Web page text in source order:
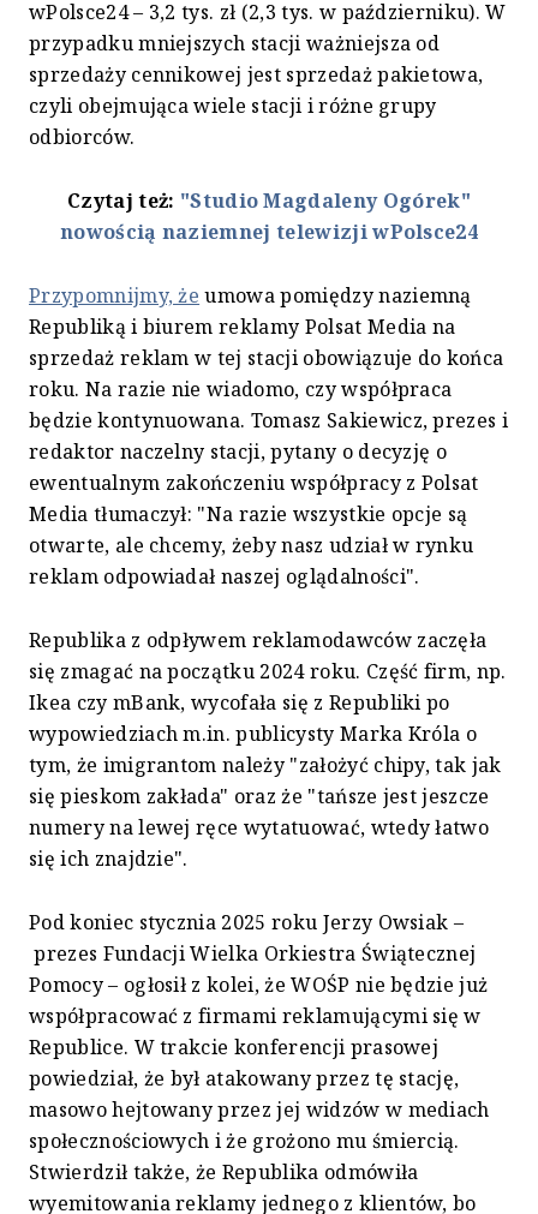
wPolsce24 – 3,2 tys. zł (2,3 tys. w październiku). W
przypadku mniejszych stacji ważniejsza od
sprzedaży cennikowej jest sprzedaż pakietowa,
czyli obejmująca wiele stacji i różne grupy
odbiorców.
Czytaj też: "Studio Magdaleny Ogórek"
nowością naziemnej telewizji wPolsce24
Przypomnijmy, że umowa pomiędzy naziemną
Republiką i biurem reklamy Polsat Media na
sprzedaż reklam w tej stacji obowiązuje do końca
roku. Na razie nie wiadomo, czy współpraca
będzie kontynuowana. Tomasz Sakiewicz, prezes i
redaktor naczelny stacji, pytany o decyzję o
ewentualnym zakończeniu współpracy z Polsat
Media tłumaczył: "Na razie wszystkie opcje są
otwarte, ale chcemy, żeby nasz udział w rynku
reklam odpowiadał naszej oglądalności".
Republika z odpływem reklamodawców zaczęła
się zmagać na początku 2024 roku. Część firm, np.
Ikea czy mBank, wycofała się z Republiki po
wypowiedziach m.in. publicysty Marka Króla o
tym, że imigrantom należy "założyć chipy, tak jak
się pieskom zakłada" oraz że "tańsze jest jeszcze
numery na lewej ręce wytatuować, wtedy łatwo
się ich znajdzie".
Pod koniec stycznia 2025 roku Jerzy Owsiak –
prezes Fundacji Wielka Orkiestra Świątecznej
Pomocy – ogłosił z kolei, że WOŚP nie będzie już
współpracować z firmami reklamującymi się w
Republice. W trakcie konferencji prasowej
powiedział, że był atakowany przez tę stację,
masowo hejtowany przez jej widzów w mediach
społecznościowych i że grożono mu śmiercią.
Stwierdził także, że Republika odmówiła
wyemitowania reklamy jednego z klientów, bo